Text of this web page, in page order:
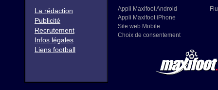
La rédaction
Publicité
Recrutement
Infos légales
Liens football
Appli Maxifoot Android
Appli Maxifoot iPhone
Site web Mobile
Choix de consentement